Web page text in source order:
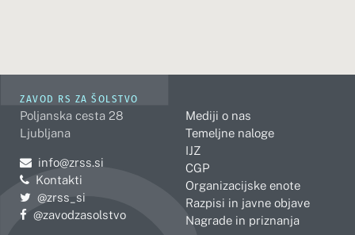
ZAVOD RS ZA ŠOLSTVO
Poljanska cesta 28
Ljubljana
Pošljite e-mail na
info@zrss.si
Kontakti
Pojdite na Twitter:
@zrss_si
Pojdite na Facebook:
@zavodzasolstvo
Mediji o nas
Temeljne naloge
IJZ
CGP
Organizacijske enote
Razpisi in javne objave
Nagrade in priznanja